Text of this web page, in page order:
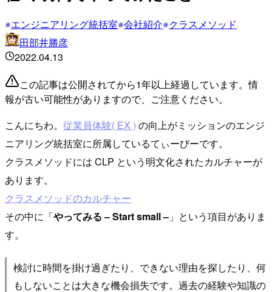
エンジニアリング統括室 会社紹介 クラスメソッド
田部井勝彦
2022.04.13
この記事は公開されてから1年以上経過しています。情
報が古い可能性がありますので、ご注意ください。
こんにちわ。 従業員体験( EX ) の向上がミッションのエンジ
ニアリング統括室に所属しているてぃーびーです。
クラスメソッドには CLP という明文化されたカルチャーが
あります。
クラスメソッドのカルチャー
その中に「やってみる – Start small – 」という項目がありま
す。
検討に時間を掛け過ぎたり、できない理由を探したり、何
もしないことは大きな機会損失です。過去の経験や知識の